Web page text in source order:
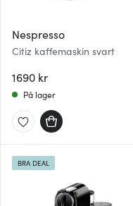
Nespresso
Citiz kaffemaskin svart
1690 kr
På lager
BRA DEAL